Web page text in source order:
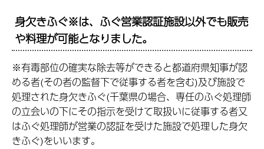
身欠きふぐ※は、ふぐ営業認証施設以外でも販売
や料理が可能となりました。
※有毒部位の確実な除去等ができると都道府県知事が認
める者(その者の監督下で従事する者を含む)及び施設で
処理された身欠きふぐ(千葉県の場合、専任のふぐ処理師
の立会いの下にその指示を受けて取扱いに従事する者又
はふぐ処理師が営業の認証を受けた施設で処理した身欠
きふぐ)をいいます。